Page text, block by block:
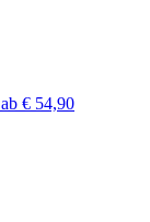
ab € 54,90